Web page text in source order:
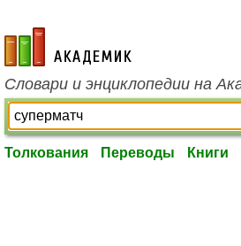
academic.ru
Словари и энциклопедии на
Толкования Переводы Книги